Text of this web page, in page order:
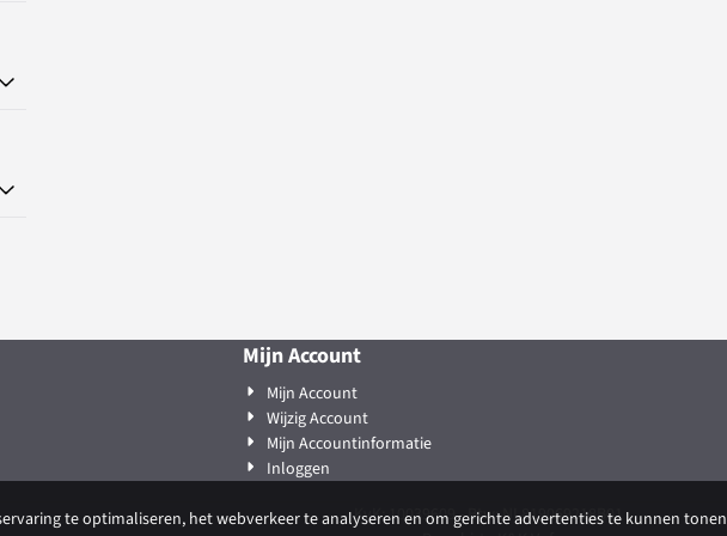
Mijn Account
Mijn Account
Wijzig Account
Mijn Accountinformatie
Inloggen
KvK: 10039609 - Btw: NL819069218B01
te optimaliseren, het webverkeer te analyseren en om gerichte advertenties te kunnen tonen